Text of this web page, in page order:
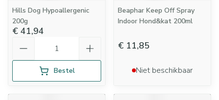
Hills Dog Hypoallergenic
200g
€ 41,94
Bestel
Beaphar Keep Off Spray
Indoor Hond&kat 200ml
€ 11,85
Niet beschikbaar